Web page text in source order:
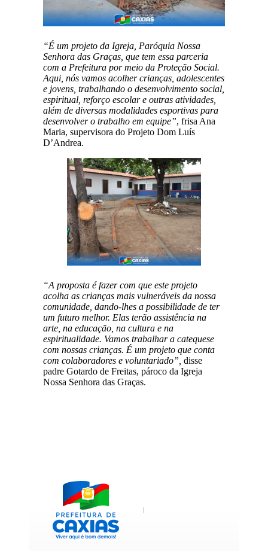
“É um projeto da Igreja, Paróquia Nossa
Senhora das Graças, que tem essa parceria
com a Prefeitura por meio da Proteção Social.
Aqui, nós vamos acolher crianças, adolescentes
e jovens, trabalhando o desenvolvimento social,
espiritual, reforço escolar e outras atividades,
além de diversas modalidades esportivas para
desenvolver o trabalho em equipe”, frisa Ana
Maria, supervisora do Projeto Dom Luís
D’Andrea.
“A proposta é fazer com que este projeto
acolha as crianças mais vulneráveis da nossa
comunidade, dando-lhes a possibilidade de ter
um futuro melhor. Elas terão assistência na
arte, na educação, na cultura e na
espiritualidade. Vamos trabalhar a catequese
com nossas crianças. É um projeto que conta
com colaboradores e voluntariado”, disse
padre Gotardo de Freitas, pároco da Igreja
Nossa Senhora das Graças.